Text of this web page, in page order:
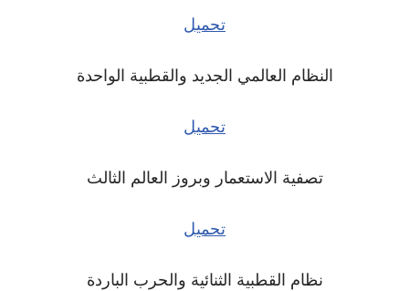
تحميل
النظام العالمي الجديد والقطبية الواحدة
تحميل
تصفية الاستعمار وبروز العالم الثالث
تحميل
نظام القطبية الثنائية والحرب الباردة